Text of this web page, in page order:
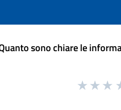
sono chiare le